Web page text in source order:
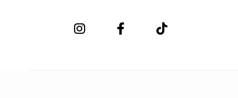
Nieuwe collectie